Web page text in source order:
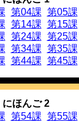
表示させるオプシ
度について，出典
供者である声優の
にあたって
をご参
追加しました。
てを更新しました。
力のお願いを追加
研究大会
第04課 第05課
第14課 第15課
第24課 第25課
第34課 第35課
第44課 第45課
ほんご 2
第54課 第55課